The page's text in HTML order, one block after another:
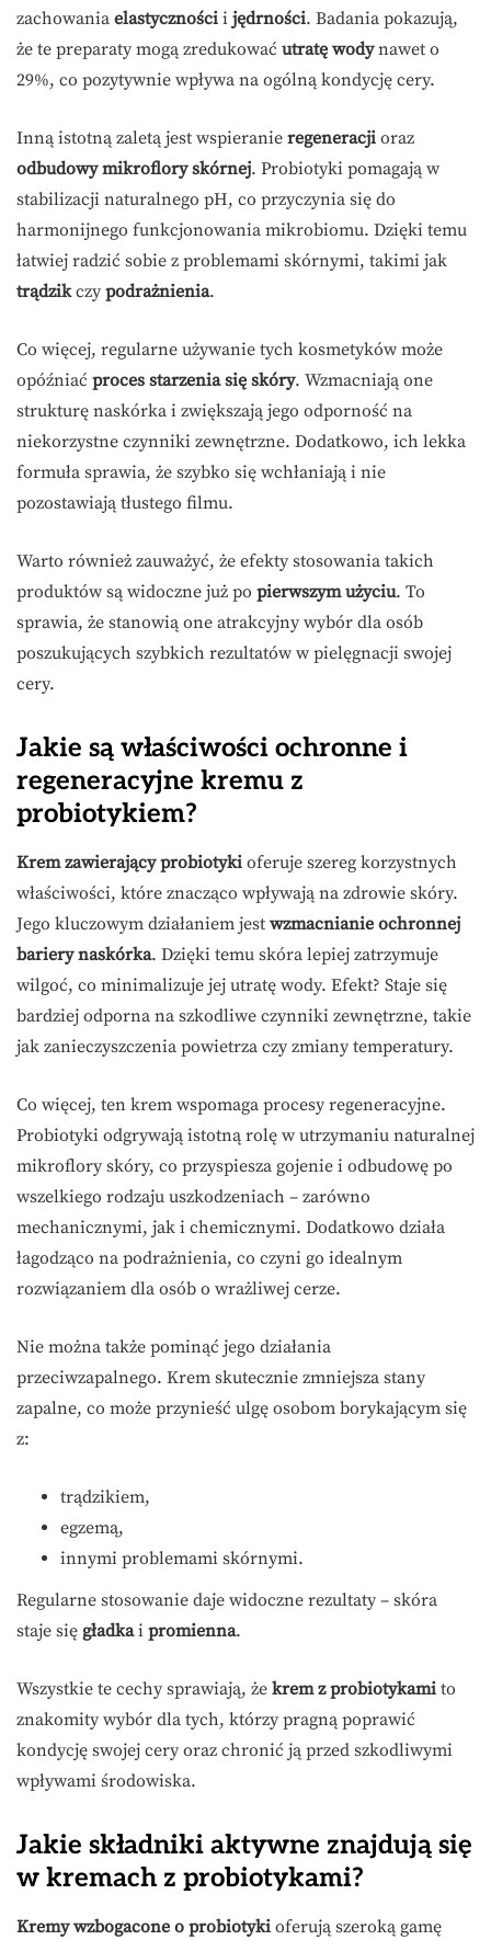
zachowania elastyczności i jędrności. Badania pokazują,
że te preparaty mogą zredukować utratę wodynawet o
29%, co pozytywnie wpływa na ogólną kondycję cery.
Inną istotną zaletą jest wspieranie regeneracji oraz
odbudowy mikroflory skórnej. Probiotyki pomagają w
stabilizacji naturalnego pH, co przyczynia się do
harmonijnego funkcjonowania mikrobiomu. Dzięki temu
łatwiej radzić sobie z problemami skórnymi, takimi jak
trądzikczy podrażnienia.
Co więcej, regularne używanie tych kosmetyków może
opóźniać proces starzenia się skóry. Wzmacniają one
strukturę naskórka i zwiększają jego odporność na
niekorzystne czynniki zewnętrzne. Dodatkowo, ich lekka
formuła sprawia, że szybko się wchłaniają i nie
pozostawiają tłustego filmu.
Warto również zauważyć, że efekty stosowania takich
produktów są widoczne już po pierwszym użyciu. To
sprawia, że stanowią one atrakcyjny wybór dla osób
poszukujących szybkich rezultatów w pielęgnacji swojej
cery.
Jakie są właściwości ochronne i
regeneracyjne kremu z
probiotykiem?
Krem zawierający probiotyki oferuje szereg korzystnych
właściwości, które znacząco wpływają na zdrowie skóry.
Jego kluczowym działaniem jest wzmacnianie ochronnej
bariery naskórka. Dzięki temu skóra lepiej zatrzymuje
wilgoć, co minimalizuje jej utratę wody. Efekt? Staje się
bardziej odporna na szkodliwe czynniki zewnętrzne, takie
jak zanieczyszczenia powietrza czy zmiany temperatury.
Co więcej, ten krem wspomaga procesy regeneracyjne.
Probiotyki odgrywają istotną rolę w utrzymaniu naturalnej
mikroflory skóry, co przyspiesza gojenie i odbudowę po
wszelkiego rodzaju uszkodzeniach – zarówno
mechanicznymi, jak i chemicznymi. Dodatkowo działa
łagodząco na podrażnienia, co czyni go idealnym
rozwiązaniem dla osób o wrażliwej cerze.
Nie można także pominąć jego działania
przeciwzapalnego. Krem skutecznie zmniejsza stany
zapalne, co może przynieść ulgę osobom borykającym się
z:
trądzikiem,
egzemą,
innymi problemami skórnymi.
Regularne stosowanie daje widoczne rezultaty – skóra
staje się gładkai promienna.
Wszystkie te cechy sprawiają, że krem z probiotykami to
znakomity wybór dla tych, którzy pragną poprawić
kondycję swojej cery oraz chronić ją przed szkodliwymi
wpływami środowiska.
Jakie składniki aktywne znajdują się
w kremach z probiotykami?
Kremy wzbogacone o probiotyki oferują szeroką gamę